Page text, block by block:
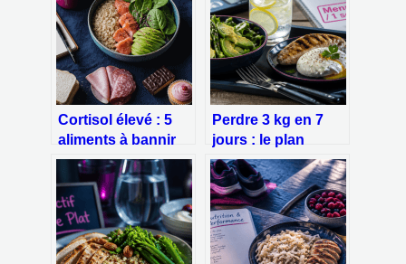
Cortisol élevé : 5
aliments à bannir
pour stopper le
stress chronique
Perdre 3 kg en 7
jours : le plan
nutritionnel à 1200
calories et les 3
erreurs de cuisson
à bannir